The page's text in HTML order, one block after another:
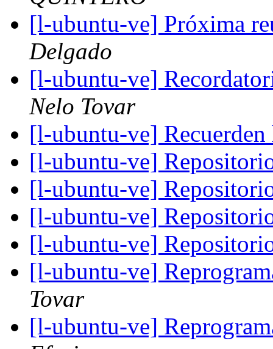
[l-ubuntu-ve] Próxima
Delgado
[l-ubuntu-ve]
Nelo Tovar
[l-ubuntu-ve]
[l-ubuntu-ve]
[l-ubuntu-ve]
[l-ubuntu-ve]
[l-ubuntu-ve]
[l-ubuntu-ve]
Tovar
[l-ubuntu-ve]